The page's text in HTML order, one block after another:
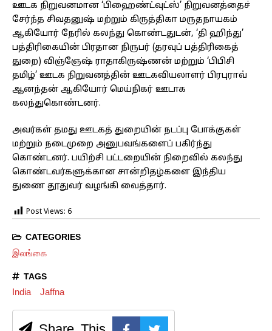
ஊடக நிறுவனமான ‘பிஹைண்ட்வுட்ஸ்’ நிறுவனத்தைச்
சேர்ந்த சிவதனுஷ் மற்றும் கிருத்திகா மருதநாயகம்
ஆகியோர் நேரில் கலந்து கொண்டதுடன், ‘தி ஹிந்து’
பத்திரிகையின் பிரதான நிருபர் (தரவுப் பத்திரிகைத்
துறை) விஞ்ஞேஷ் ராதாகிருஷ்ணன் மற்றும் ‘பிபிசி
தமிழ்’ ஊடக நிறுவனத்தின் ஊடகவியலாளர் பிரபுராவ்
ஆனந்தன் ஆகியோர் மெய்நிகர் ஊடாக
கலந்துகொண்டனர்.
அவர்கள் தமது ஊடகத் துறையின் நடப்பு போக்குகள்
மற்றும் நடைமுறை அனுபவங்களைப் பகிர்ந்து
கொண்டனர். பயிற்சி பட்டறையின் நிறைவில் கலந்து
கொண்டவர்களுக்கான சான்றிதழ்களை இந்திய
துணை தூதுவர் வழங்கி வைத்தார்.
Post Views: 6
CATEGORIES
இலங்கை
TAGS
India Jaffna